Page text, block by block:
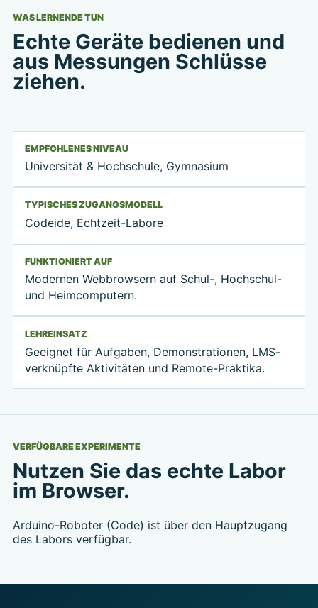
WAS LERNENDE TUN
Echte Geräte bedienen und
aus Messungen Schlüsse
ziehen.
EMPFOHLENES NIVEAU
Universität & Hochschule, Gymnasium
TYPISCHES ZUGANGSMODELL
Codeide, Echtzeit-Labore
FUNKTIONIERT AUF
Modernen Webbrowsern auf Schul-, Hochschul-
und Heimcomputern.
LEHREINSATZ
Geeignet für Aufgaben, Demonstrationen, LMS-
verknüpfte Aktivitäten und Remote-Praktika.
VERFÜGBARE EXPERIMENTE
Nutzen Sie das echte Labor
im Browser.
Arduino-Roboter (Code) ist über den Hauptzugang
des Labors verfügbar.